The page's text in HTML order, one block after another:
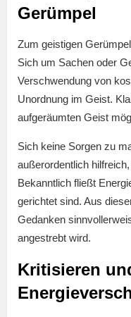
Gerümpel
Zum geistigen
Sich um Sachen oder
Verschwendung von
Unordnung im Geist.
aufgeräumten Geist
Sich keine Sorgen zu
außerordentlich
Bekanntlich fließt
gerichtet sind. Aus
Gedanken
angestrebt wird.
Kritisieren